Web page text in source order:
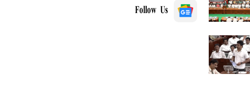
Follow Us